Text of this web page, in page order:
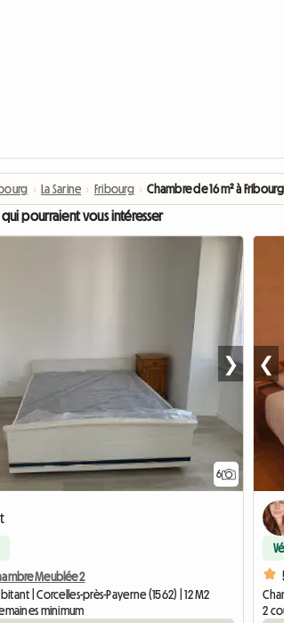
› La Sarine › Fribourg › Chambre de 16 m² à Fribourg
pourraient vous intéresser
6
❯
Meublée 2
| Corcelles-près-Payerne (1562) | 12 M2
minimum
❮
2